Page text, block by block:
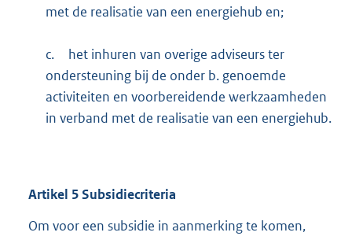
met de realisatie van een energiehub en;
c.
het inhuren van overige adviseurs ter
ondersteuning bij de onder b. genoemde
activiteiten en voorbereidende werkzaamheden
in verband met de realisatie van een energiehub.
Artikel 5Subsidiecriteria
Om voor een subsidie in aanmerking te komen,